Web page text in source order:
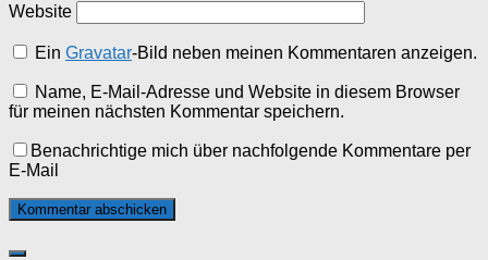
Website
EinGravatar-Bild neben meinen Kommentaren anzeigen.
Name, E-Mail-Adresse und Website in diesem Browser
für meinen nächsten Kommentar speichern.
Benachrichtige mich über nachfolgende Kommentare per
E-Mail